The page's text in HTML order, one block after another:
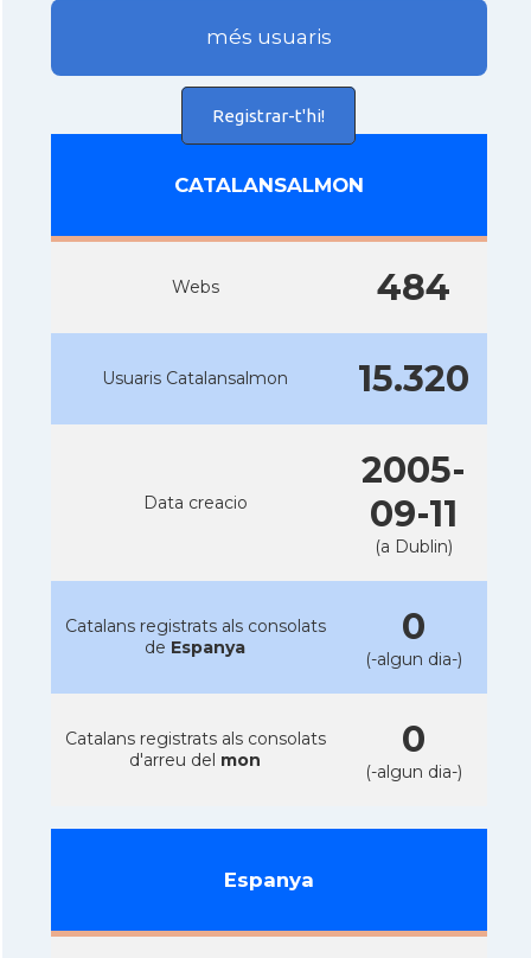
més usuaris
Registrar-t'hi!
CATALANSALMON
Webs 484
Usuaris Catalansalmon 15.320
Data creacio
2005-
09-11
(a Dublin)
Catalans registrats als consolats
de Espanya 0
(-algun dia-)
Catalans registrats als consolats
d'arreu del mon 0
(-algun dia-)
Espanya